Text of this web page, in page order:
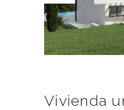
Vivienda